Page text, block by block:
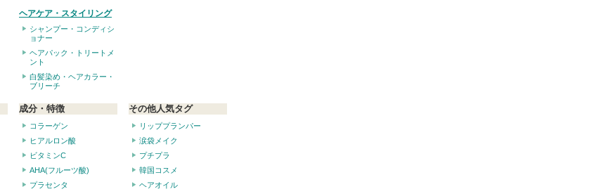
ヘアケア・スタイリング
シャンプー・コンディシ
ョナー
ヘアパック・トリートメ
ント
白髪染め・ヘアカラー・
ブリーチ
成分・特徴
コラーゲン
ヒアルロン酸
ビタミンC
AHA(フルーツ酸)
プラセンタ
その他人気タグ
リッププランパー
涙袋メイク
プチプラ
韓国コスメ
ヘアオイル